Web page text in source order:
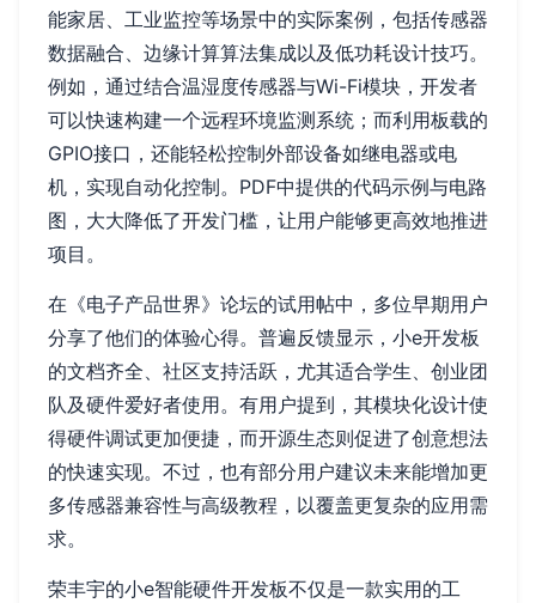
能家居、工业监控等场景中的实际案例，包括传感器
数据融合、边缘计算算法集成以及低功耗设计技巧。
例如，通过结合温湿度传感器与Wi-Fi模块，开发者
可以快速构建一个远程环境监测系统；而利用板载的
GPIO接口，还能轻松控制外部设备如继电器或电
机，实现自动化控制。PDF中提供的代码示例与电路
图，大大降低了开发门槛，让用户能够更高效地推进
项目。
在《电子产品世界》论坛的试用帖中，多位早期用户
分享了他们的体验心得。普遍反馈显示，小e开发板
的文档齐全、社区支持活跃，尤其适合学生、创业团
队及硬件爱好者使用。有用户提到，其模块化设计使
得硬件调试更加便捷，而开源生态则促进了创意想法
的快速实现。不过，也有部分用户建议未来能增加更
多传感器兼容性与高级教程，以覆盖更复杂的应用需
求。
荣丰宇的小e智能硬件开发板不仅是一款实用的工